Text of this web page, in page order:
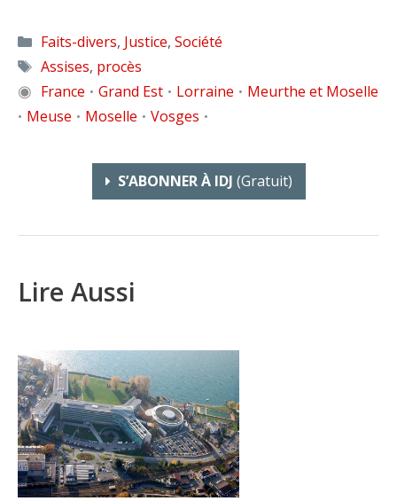
Catégories
Faits-divers, Justice, Société
Étiquettes
Assises, procès
◉ France • Grand Est • Lorraine • Meurthe et Moselle
• Meuse • Moselle • Vosges •
S’ABONNER À IDJ (gratuit)
Lire Aussi